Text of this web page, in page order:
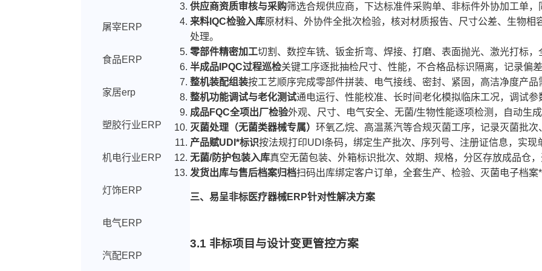
屠宰ERP
食品ERP
家居erp
塑胶行业ERP
机电行业ERP
灯饰ERP
电气ERP
汽配ERP
供应商资质审核与采购筛选合规供应商，下达标准件采购单、非标件外协加工单
来料IQC检验入库原材料、外协件全批次检验，核对材质报告、尺寸公差、生物
处理。
零部件精密加工切割、数控车铣、钣金折弯、焊接、打磨、表面抛光、激光打标
半成品IPQC过程巡检关键工序逐批抽检尺寸、性能，不合格品标识隔离，记录偏
整机装配组装按工艺顺序完成零部件拼装、电气接线、密封、紧固，高洁净度产
整机功能调试与老化测试通电运行、性能校准、长时间老化模拟临床工况，调试参
成品FQC全项出厂检验外观、尺寸、电气安全、无菌/生物性能逐项检测，自动生
灭菌处理（无菌类器械专属）环氧乙烷、高温蒸汽等合规灭菌工序，记录灭菌批
产品赋UDI*标识按法规打印UDI条码，绑定生产批次、序列号、注册证信息，实现
无菌/防护包装入库真空无菌包装、外箱标识批次、效期、规格，分区存放成品仓
发货出库与售后档案归档扫码出库绑定客户订单，全套生产、检验、灭菌电子档
三、易呈非标医疗器械ERP针对性解决方案
3.1 非标项目与设计变更管控方案